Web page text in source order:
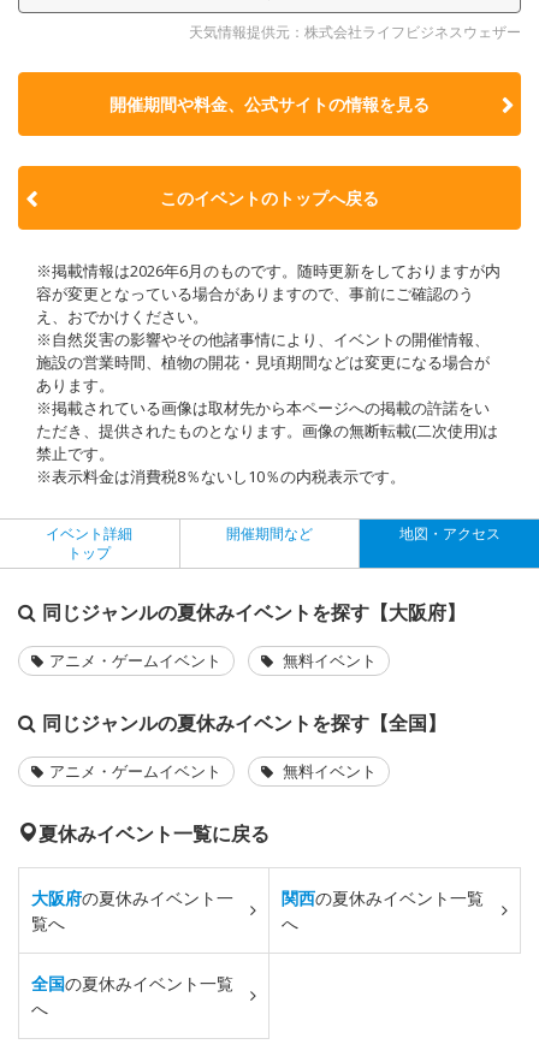
天気情報提供元：株式会社ライフビジネスウェザー
開催期間や料金、公式サイトの情報を見る
このイベントのトップへ戻る
※掲載情報は2026年6月のものです。随時更新をしておりますが内
容が変更となっている場合がありますので、事前にご確認のう
え、おでかけください。
※自然災害の影響やその他諸事情により、イベントの開催情報、
施設の営業時間、植物の開花・見頃期間などは変更になる場合が
あります。
※掲載されている画像は取材先から本ページへの掲載の許諾をい
ただき、提供されたものとなります。画像の無断転載(二次使用)は
禁止です。
※表示料金は消費税8％ないし10％の内税表示です。
イベント詳細
トップ
開催期間など 地図・アクセス
同じジャンルの夏休みイベントを探す【大阪府】
アニメ・ゲームイベント 無料イベント
同じジャンルの夏休みイベントを探す【全国】
アニメ・ゲームイベント 無料イベント
夏休みイベント一覧に戻る
大阪府の夏休みイベント一
覧へ
関西の夏休みイベント一覧
へ
全国の夏休みイベント一覧
へ